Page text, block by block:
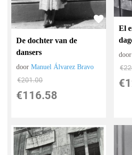
De dochter van de
dansers
doorManuel Álvarez Bravo
€201.00
€116.58
El
€
€